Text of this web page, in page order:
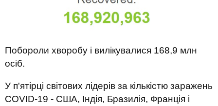
Побороли хворобу і вилікувалися 168,9 млн
осіб.
У п'ятірці світових лідерів за кількістю заражень
COVID-19 - США, Індія, Бразилія, Франція і